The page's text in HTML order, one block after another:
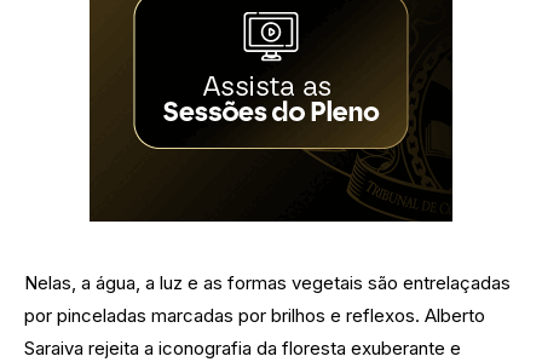
Nelas, a água, a luz e as formas vegetais são entrelaçadas
por pinceladas marcadas por brilhos e reflexos. Alberto
Saraiva rejeita a iconografia da floresta exuberante e